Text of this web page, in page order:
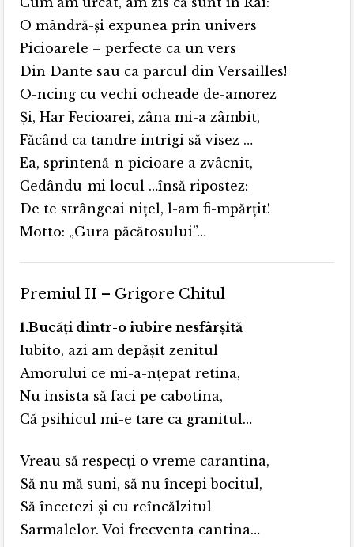
O mândră-şi expunea prin univers
Picioarele – perfecte ca un vers
Din Dante sau ca parcul din Versailles!
O-ncing cu vechi ocheade de-amorez
Şi, Har Fecioarei, zâna mi-a zâmbit,
Făcând ca tandre intrigi să visez …
Ea, sprintenă-n picioare a zvâcnit,
Cedându-mi locul …însă ripostez:
De te strângeai niţel, l-am fi-mpărţit!
Motto: „Gura păcătosului”…
Premiul II – Grigore Chitul
1.Bucăţi dintr-o iubire nesfârşită
Iubito, azi am depăşit zenitul
Amorului ce mi-a-nţepat retina,
Nu insista să faci pe cabotina,
Că psihicul mi-e tare ca granitul…
Vreau să respecţi o vreme carantina,
Să nu mă suni, să nu începi bocitul,
Să încetezi şi cu reîncălzitul
Sarmalelor. Voi frecventa cantina…